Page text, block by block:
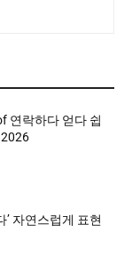
연락하다 얻다 쉽
’ 자연스럽게 표현